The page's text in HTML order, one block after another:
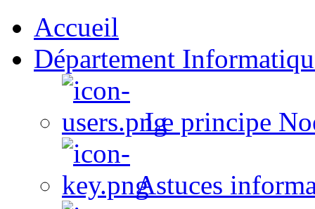
Accueil
Département
Le principe
Astuces